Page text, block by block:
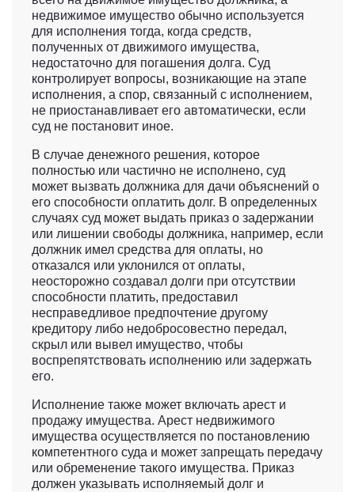
недвижимое имущество обычно используется
для исполнения тогда, когда средств,
полученных от движимого имущества,
недостаточно для погашения долга. Суд
контролирует вопросы, возникающие на этапе
исполнения, а спор, связанный с исполнением,
не приостанавливает его автоматически, если
суд не постановит иное.
В случае денежного решения, которое
полностью или частично не исполнено, суд
может вызвать должника для дачи объяснений о
его способности оплатить долг. В определенных
случаях суд может выдать приказ о задержании
или лишении свободы должника, например, если
должник имел средства для оплаты, но
отказался или уклонился от оплаты,
неосторожно создавал долги при отсутствии
способности платить, предоставил
несправедливое предпочтение другому
кредитору либо недобросовестно передал,
скрыл или вывел имущество, чтобы
воспрепятствовать исполнению или задержать
его.
Исполнение также может включать арест и
продажу имущества. Арест недвижимого
имущества осуществляется по постановлению
компетентного суда и может запрещать передачу
или обременение такого имущества. Приказ
должен указывать исполняемый долг и